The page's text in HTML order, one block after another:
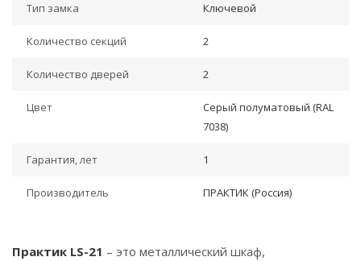
Тип замка Ключевой
Количество секций 2
Количество дверей 2
Цвет
Серый полуматовый (RAL
7038)
Гарантия, лет 1
Производитель ПРАКТИК (Россия)
Практик LS-21 – это металлический шкаф,